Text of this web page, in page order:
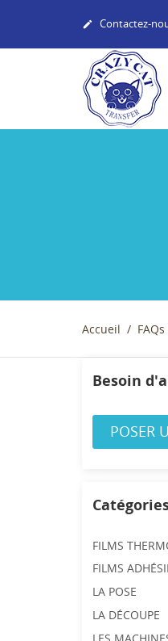
 Contactez-
Accueil FAQs
Besoin
POSER
FILMS
FILMS
LA POSE
LA DÉCOUPE